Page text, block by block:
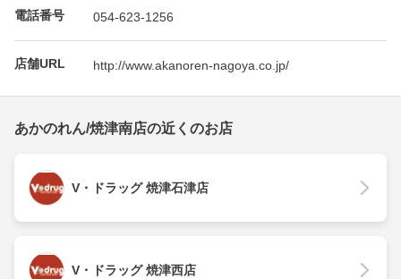
電話番号 054-623-1256
店舗URL http://www.akanoren-nagoya.co.jp/
あかのれん/焼津南店の近くのお店
V・ドラッグ 焼津石津店
V・ドラッグ 焼津西店